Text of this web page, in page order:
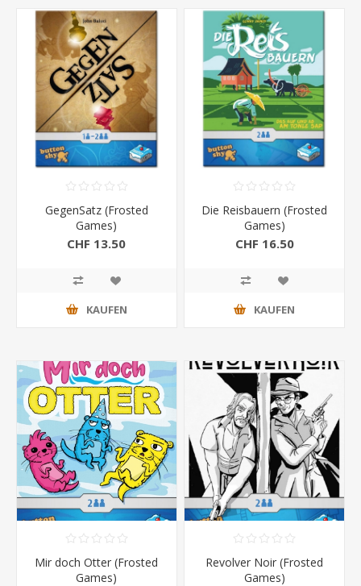
GegenSatz (Frosted
Games)
CHF 13.50
KAUFEN
Die Reisbauern (Frosted
Games)
CHF 16.50
KAUFEN
Mir doch Otter (Frosted
Games)
Revolver Noir (Frosted
Games)